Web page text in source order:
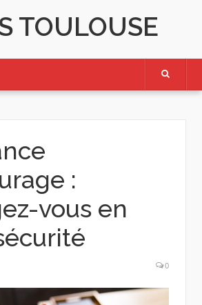
TOULOUSE
:
vous en
0